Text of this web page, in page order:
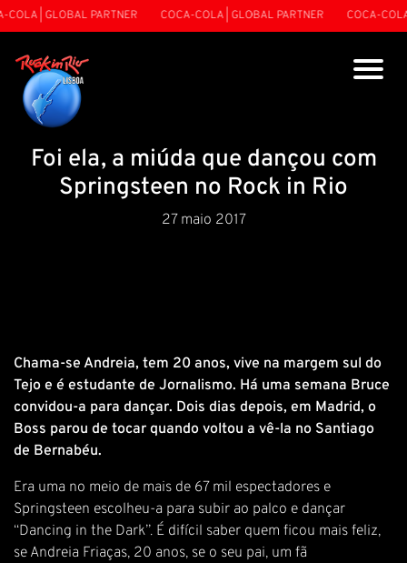
| GLOBAL PARTNER COCA-COLA | GLOBAL PARTNER COCA-COLA
Foi ela, a miúda que dançou com
Springsteen no Rock in Rio
27 maio 2017
Chama-se Andreia, tem 20 anos, vive na margem sul do
Tejo e é estudante de Jornalismo. Há uma semana Bruce
convidou-a para dançar. Dois dias depois, em Madrid, o
Boss parou de tocar quando voltou a vê-la no Santiago
de Bernabéu.
Era uma no meio de mais de 67 mil espectadores e
Springsteen escolheu-a para subir ao palco e dançar
“Dancing in the Dark”. É difícil saber quem ficou mais feliz,
se Andreia Friaças, 20 anos, se o seu pai, um fã